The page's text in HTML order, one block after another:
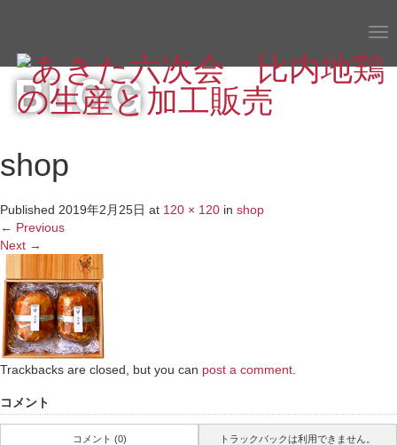
BLOG
shop
Published 2019年2月25日 at 120 × 120 in shop
← Previous
Next →
Trackbacks are closed, but you can post a comment
コメント
コメント (0) トラックバックは利用できません。